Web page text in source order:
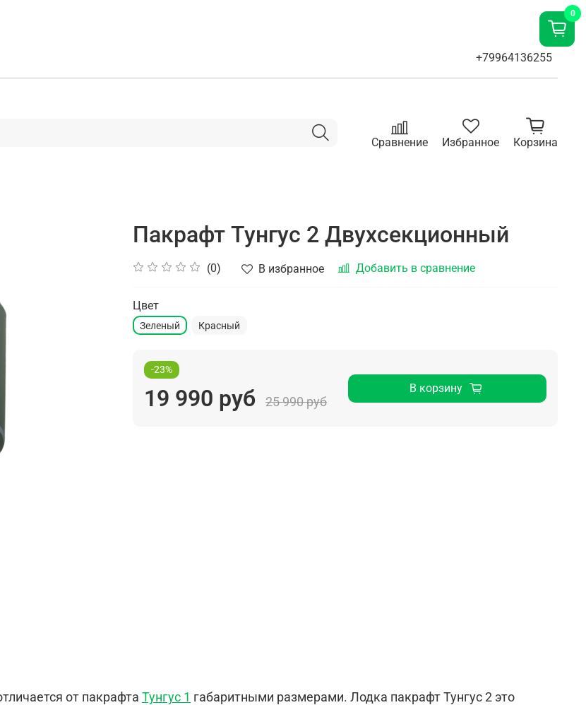
+79964136255
Сравнение Избранное Корзина
Пакрафт Тунгус 2 Двухсекционный
(0) В избранное Добавить в сравнение
Цвет
Зеленый Красный
-23%
19 990 руб 25 990 руб
В корзину
от пакрафта Тунгус 1 габаритными размерами. Лодка пакрафт Тунгус 2 это
0